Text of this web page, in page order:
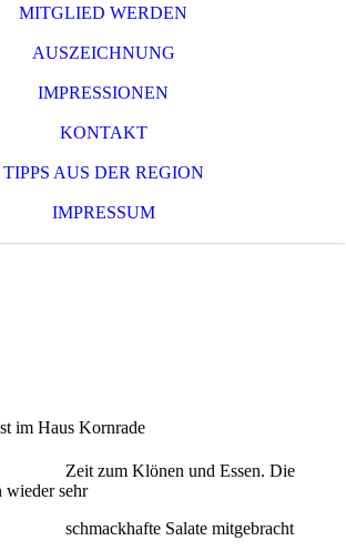
MITGLIED WERDEN
AUSZEICHNUNG
IMPRESSIONEN
KONTAKT
TIPPS AUS DER REGION
IMPRESSUM
im Haus Kornrade
Klönen und Essen. Die
wieder sehr
Salate mitgebracht